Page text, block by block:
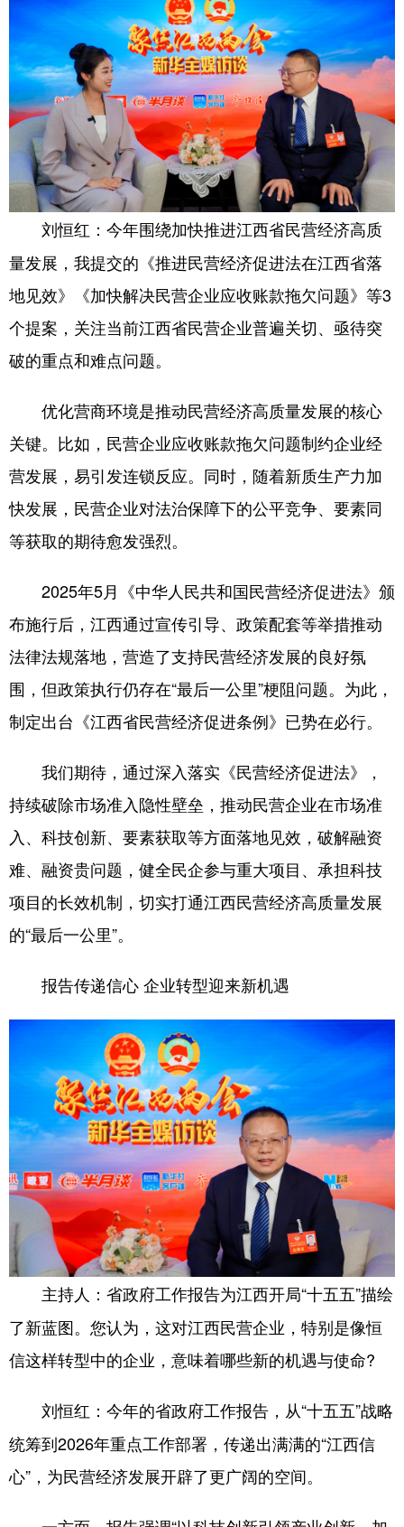
甘肃 青海 宁夏
新疆 内蒙古 黑龙江
多语种频道
English Español Français عربى
Русский язык 日本語 한국어
刘恒红： 今年围绕加快推进江西省民营经济高质
量发展，我提交的《推进民营经济促进法在江西省落
地见效》《加快解决民营企业应收账款拖欠问题》等3
个提案，关注当前江西省民营企业普遍关切、亟待突
破的重点和难点问题。
优化营商环境是推动民营经济高质量发展的核心
关键。比如，民营企业应收账款拖欠问题制约企业经
营发展，易引发连锁反应。同时，随着新质生产力加
快发展，民营企业对法治保障下的公平竞争、要素同
等获取的期待愈发强烈。
2025年5月《中华人民共和国民营经济促进法》颁
布施行后，江西通过宣传引导、政策配套等举措推动
法律法规落地，营造了支持民营经济发展的良好氛
围，但政策执行仍存在“最后一公里”梗阻问题。为此，
制定出台《江西省民营经济促进条例》已势在必行。
我们期待，通过深入落实《民营经济促进法》，
持续破除市场准入隐性壁垒，推动民营企业在市场准
入、科技创新、要素获取等方面落地见效，破解融资
难、融资贵问题，健全民企参与重大项目、承担科技
项目的长效机制，切实打通江西民营经济高质量发展
的“最后一公里”。
报告传递信心 企业转型迎来新机遇
主持人： 省政府工作报告为江西开局“十五五”描绘
了新蓝图。您认为，这对江西民营企业，特别是像恒
信这样转型中的企业，意味着哪些新的机遇与使命?
刘恒红： 今年的省政府工作报告，从“十五五”战略
统筹到2026年重点工作部署，传递出满满的“江西信
心”，为民营经济发展开辟了更广阔的空间。